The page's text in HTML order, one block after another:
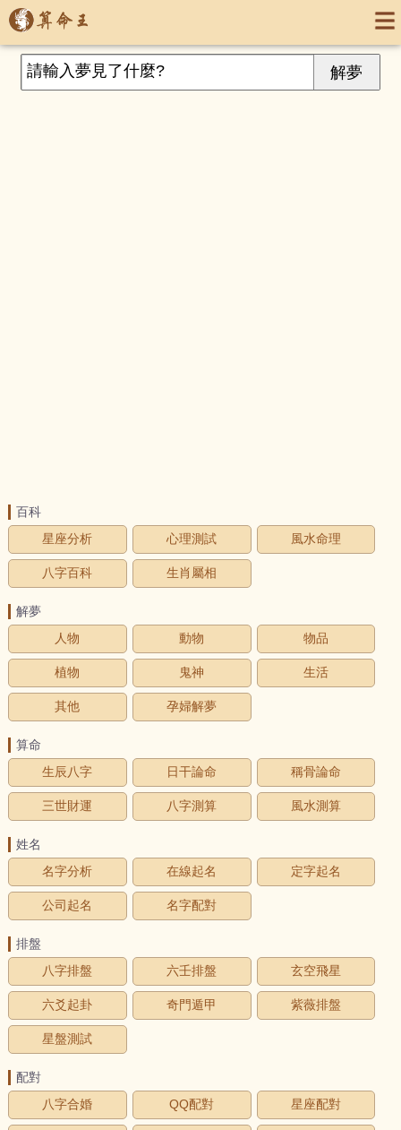
百科
星座分析
心理測試 風水命理
八字百科 生肖屬相
解夢
人物
動物 物品
植物 鬼神 生活
其他 孕婦解夢
算命
生辰八字
日干論命 稱骨論命
三世財運 八字測算 風水測算
姓名
名字分析
在線起名 定字起名
公司起名 名字配對
排盤
八字排盤
六壬排盤 玄空飛星
六爻起卦 奇門遁甲 紫薇排盤
星盤測試
配對
八字合婚
QQ配對 星座配對